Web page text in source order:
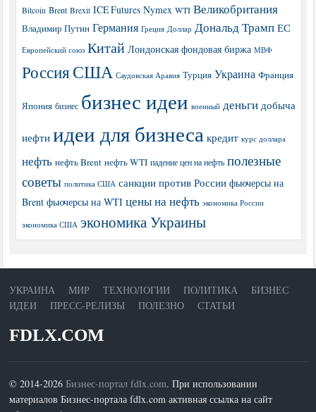
Bitcoin Brent Brexit ICE Futures Nymex WTI Великобритания
Владимир Путин Германия Греция Доллар Дональд Трамп ЕС
Европейский союз Китай Лондонская фондовая биржа МВФ
РоссияСША Саудовская Аравия Турция Украина Франция
Япония бизнес бизнес идеи военный деньги добыча
нефти идеи для бизнеса кредит курс доллара
нефть нефть Brent нефть WTI падение цен на нефть полезные
советы политика США санкции против России фьючерсы на
Brent фьючерсы на WTI цены на нефть экономика России
экономика США экономика Украины
УКРАИНА МИР ТЕХНОЛОГИИ ПОЛИТИКА
БИЗНЕС
ИДЕИ
ПРЕСС-РЕЛИЗЫ ПОЛЕЗНО СТАТЬИ
FDLX.COM
© 2014-2026Бизнес-портал fdlx.com. При использовании
материалов Бизнес-портала fdlx.com активная ссылка на сайт